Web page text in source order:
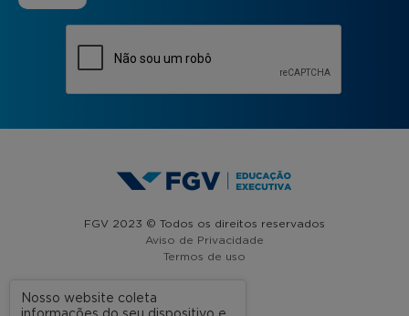
FGV 2023 © Todos os direitos reservados
Aviso de Privacidade
Termos de uso
Nosso website coleta